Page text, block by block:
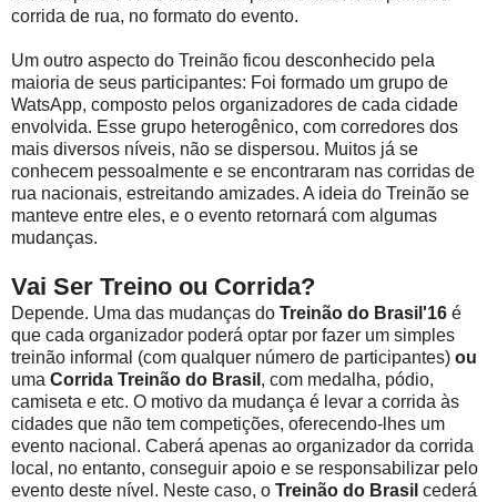
corrida de rua, no formato do evento.
Um outro aspecto do Treinão ficou desconhecido pela
maioria de seus participantes: Foi formado um grupo de
WatsApp, composto pelos organizadores de cada cidade
envolvida. Esse grupo heterogênico, com corredores dos
mais diversos níveis, não se dispersou. Muitos já se
conhecem pessoalmente e se encontraram nas corridas de
rua nacionais, estreitando amizades. A ideia do Treinão se
manteve entre eles, e o evento retornará com algumas
mudanças.
Vai Ser Treino ou Corrida?
Depende. Uma das mudanças do Treinão do Brasil'16 é
que cada organizador poderá optar por fazer um simples
treinão informal (com qualquer número de participantes) ou
uma Corrida Treinão do Brasil , com medalha, pódio,
camiseta e etc. O motivo da mudança é levar a corrida às
cidades que não tem competições, oferecendo-lhes um
evento nacional. Caberá apenas ao organizador da corrida
local, no entanto, conseguir apoio e se responsabilizar pelo
evento deste nível. Neste caso, o Treinão do Brasil cederá